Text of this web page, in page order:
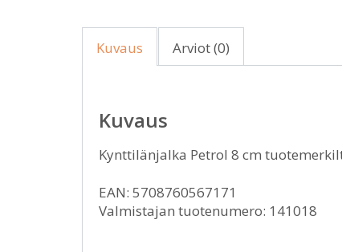
Kuvaus Arviot (0)
Kuvaus
Kynttilänjalka Petrol 8 cm
EAN: 5708760567171
Valmistajan tuotenumero: 141018